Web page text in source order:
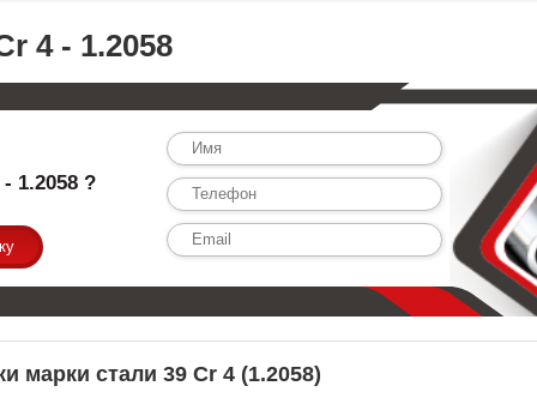
4 - 1.2058
1.2058 ?
марки стали 39 Cr 4 (1.2058)